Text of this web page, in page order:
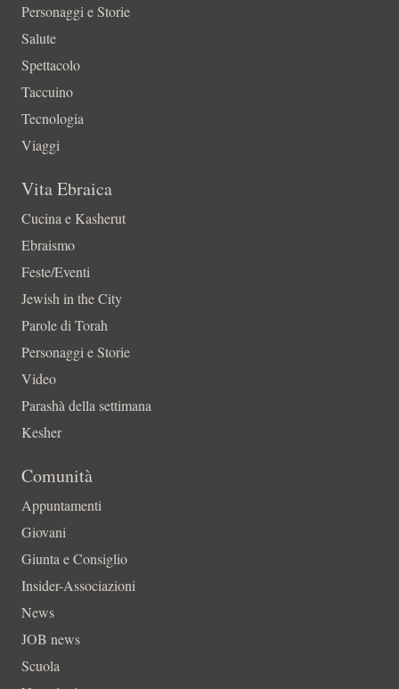
Personaggi e Storie
Salute
Spettacolo
Taccuino
Tecnologia
Viaggi
Vita Ebraica
Cucina e Kasherut
Ebraismo
Feste/Eventi
Jewish in the City
Parole di Torah
Personaggi e Storie
Video
Parashà della settimana
Kesher
Comunità
Appuntamenti
Giovani
Giunta e Consiglio
Insider-Associazioni
News
JOB news
Scuola